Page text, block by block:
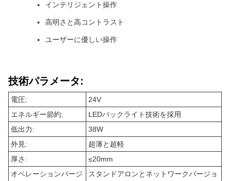
インテリジェント操作
高明さと高コントラスト
ユーザーに優しい操作
技術パラメータ:
電圧:
24V
エネルギー節約:
LEDバックライト技術を採用
低出力:
38W
外見:
超薄と超軽
厚さ:
≤20mm
オペレーションバージ
スタンドアロンとネットワークバージョ